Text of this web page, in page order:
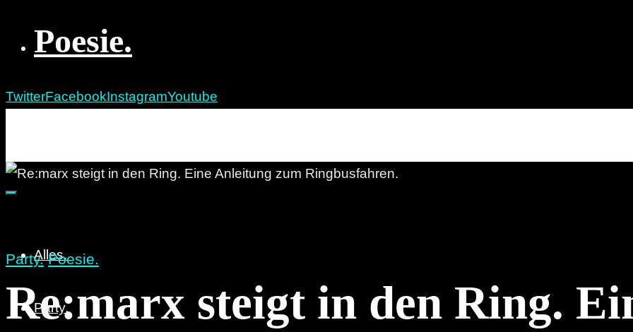
Poesie.
TwitterFacebookInstagramYoutube
Alles.
Party.
Party. Poesie.
Re:marx steigt in den Ring.